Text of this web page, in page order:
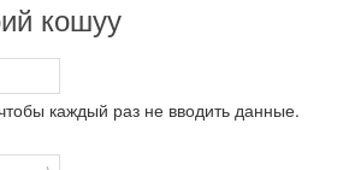
кошуу
каждый раз не вводить данные.